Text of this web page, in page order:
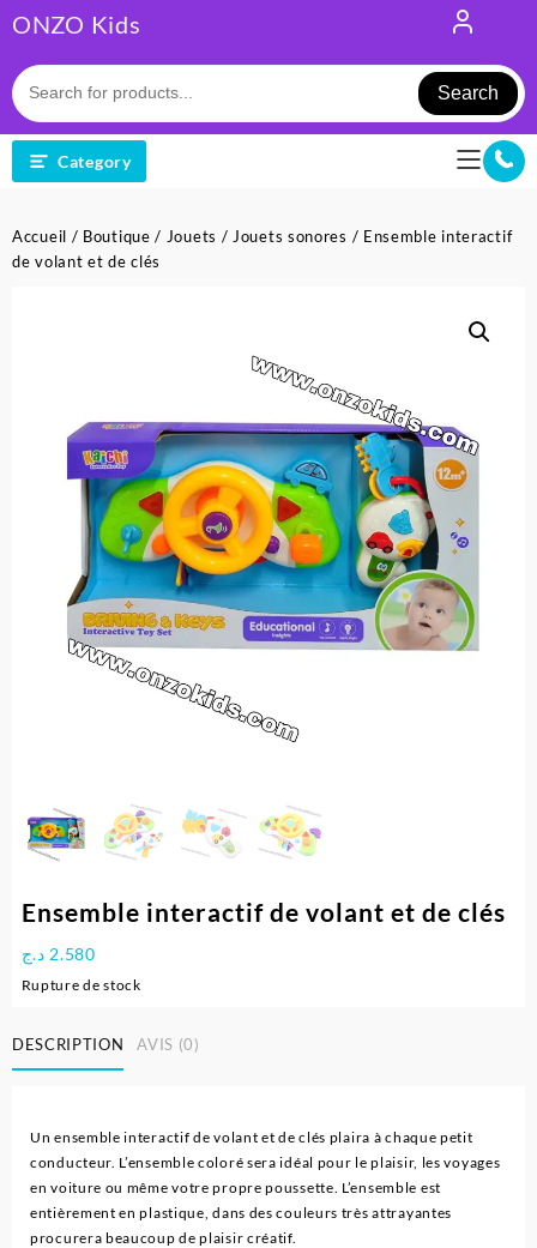
to
content
ONZO Kids
Search
Category
Accueil / Boutique / Jouets / Jouets sonores / Ensemble interactif
de volant et de clés
Ensemble interactif de volant et de clés
2.580 د.ج
Rupture de stock
DESCRIPTION AVIS (0)
Un ensemble interactif de volant et de clés plaira à chaque petit
conducteur. L’ensemble coloré sera idéal pour le plaisir, les voyages
en voiture ou même votre propre poussette. L’ensemble est
entièrement en plastique, dans des couleurs très attrayantes
procurera beaucoup de plaisir créatif.